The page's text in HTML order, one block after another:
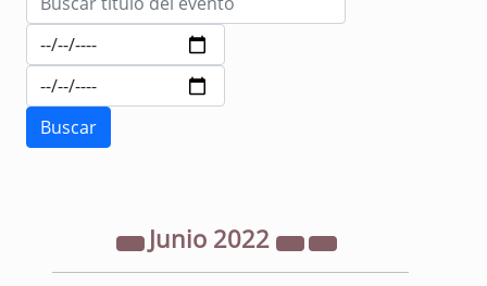
Junio 2022